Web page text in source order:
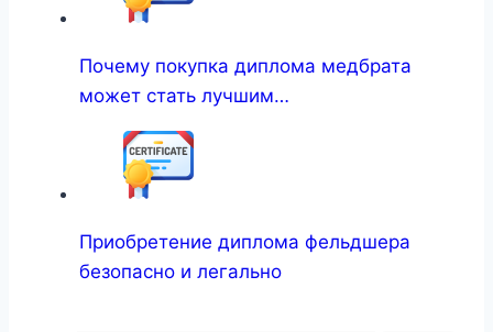
Почему покупка диплома медбрата
может стать лучшим…
Приобретение диплома фельдшера
безопасно и легально